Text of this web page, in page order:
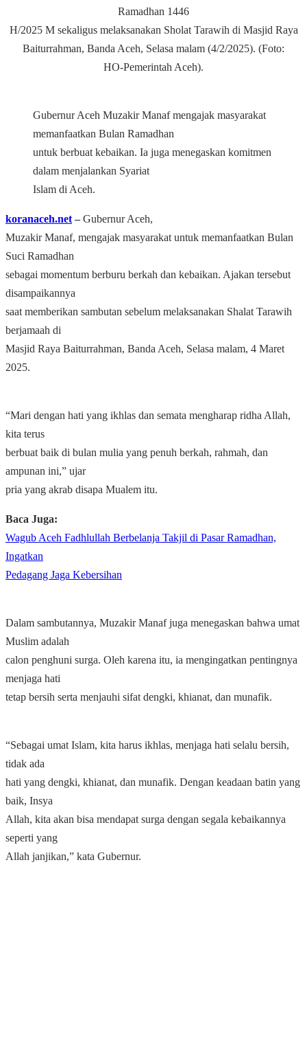
Ramadhan 1446
H/2025 M sekaligus melaksanakan Sholat Tarawih di Masjid Raya
Baiturrahman, Banda Aceh, Selasa malam (4/2/2025). (Foto:
HO-Pemerintah Aceh).
Gubernur Aceh Muzakir Manaf mengajak masyarakat
memanfaatkan Bulan Ramadhan
untuk berbuat kebaikan. Ia juga menegaskan komitmen
dalam menjalankan Syariat
Islam di Aceh.
koranaceh.net ‒ Gubernur Aceh,
Muzakir Manaf, mengajak masyarakat untuk memanfaatkan Bulan
Suci Ramadhan
sebagai momentum berburu berkah dan kebaikan. Ajakan tersebut
disampaikannya
saat memberikan sambutan sebelum melaksanakan Shalat Tarawih
berjamaah di
Masjid Raya Baiturrahman, Banda Aceh, Selasa malam, 4 Maret
2025.
“Mari dengan hati yang ikhlas dan semata mengharap ridha Allah,
kita terus
berbuat baik di bulan mulia yang penuh berkah, rahmah, dan
ampunan ini,” ujar
pria yang akrab disapa Mualem itu.
Baca Juga:
Wagub Aceh Fadhlullah Berbelanja Takjil di Pasar Ramadhan,
Ingatkan
Pedagang Jaga Kebersihan
Dalam sambutannya, Muzakir Manaf juga menegaskan bahwa umat
Muslim adalah
calon penghuni surga. Oleh karena itu, ia mengingatkan pentingnya
menjaga hati
tetap bersih serta menjauhi sifat dengki, khianat, dan munafik.
“Sebagai umat Islam, kita harus ikhlas, menjaga hati selalu bersih,
tidak ada
hati yang dengki, khianat, dan munafik. Dengan keadaan batin yang
baik, Insya
Allah, kita akan bisa mendapat surga dengan segala kebaikannya
seperti yang
Allah janjikan,” kata Gubernur.